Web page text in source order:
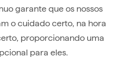
garante que os nossos
o cuidado certo, na hora
proporcionando uma
para eles.